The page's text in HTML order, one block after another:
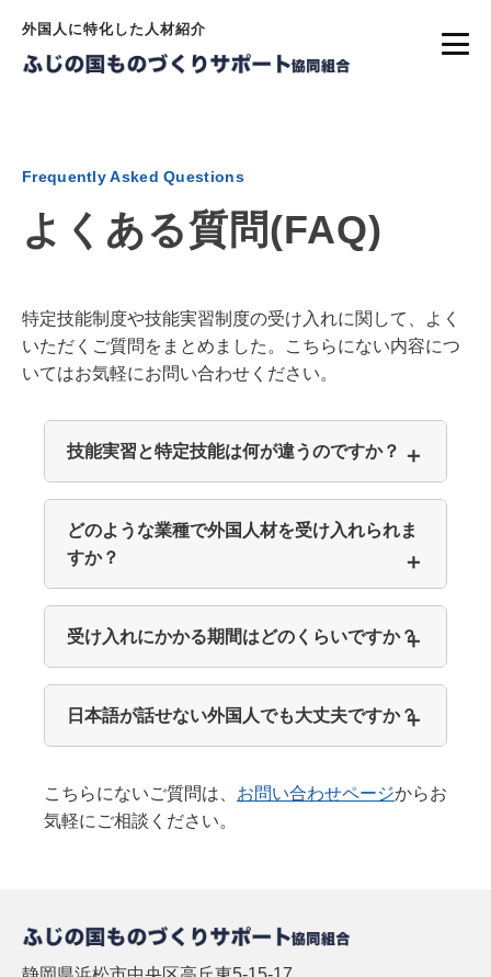
外国人に特化した人材紹介
Frequently Asked Questions
よくある質問(FAQ)
特定技能制度や技能実習制度の受け入れに関して、よく
いただくご質問をまとめました。こちらにない内容につ
いてはお気軽にお問い合わせください。
技能実習と特定技能は何が違うのですか？
どのような業種で外国人材を受け入れられま
すか？
受け入れにかかる期間はどのくらいですか？
日本語が話せない外国人でも大丈夫ですか？
こちらにないご質問は、 お問い合わせページからお
気軽にご相談ください。